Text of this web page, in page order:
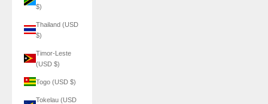
$)
Thailand (USD
$)
Timor-Leste
(USD $)
Togo (USD $)
Tokelau (USD